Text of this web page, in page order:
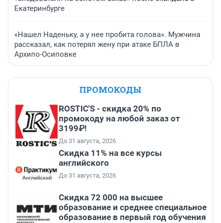
Екатеринбурге
«Нашел Наденьку, а у нее пробита голова». Мужчина
рассказал, как потерял жену при атаке БПЛА в
Архипо-Осиповке
ПРОМОКОДЫ
ROSTIC'S - скидка 20% по
промокоду на любой заказ от
3199₽!
До 31 августа, 2026
Скидка 11% на все курсы
английского
До 31 августа, 2026
Скидка 72 000 на высшее
образование и среднее специальное
образование в первый год обучения